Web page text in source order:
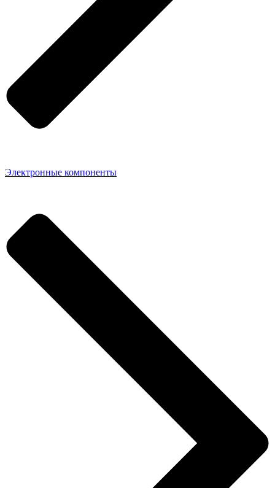
Электронные компоненты